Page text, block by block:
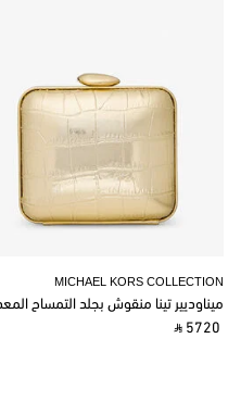
MICHAEL KORS COLLECTION
ميناوديير تينا منقوش بجلد التمساح
‎ ⃁ 5720 ‎